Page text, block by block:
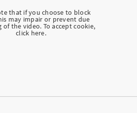
that if you choose to block
may impair or prevent due
the video. To accept cookie,
click here.